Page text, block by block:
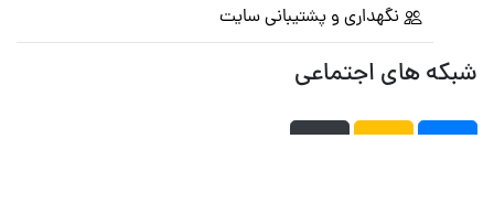
نگهداری و پشتیبانی سایت
شبکه های اجتماعی